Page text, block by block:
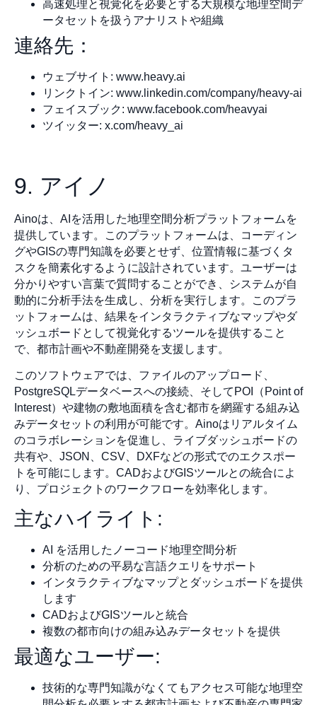
高速処理と視覚化を必要とする大規模な地理空間デ
ータセットを扱うアナリストや組織
連絡先：
ウェブサイト: www.heavy.ai
リンクトイン: www.linkedin.com/company/heavy-ai
フェイスブック: www.facebook.com/heavyai
ツイッター: x.com/heavy_ai
9. アイノ
Ainoは、AIを活用した地理空間分析プラットフォームを
提供しています。このプラットフォームは、コーディン
グやGISの専門知識を必要とせず、位置情報に基づくタ
スクを簡素化するように設計されています。ユーザーは
分かりやすい言葉で質問することができ、システムが自
動的に分析手法を生成し、分析を実行します。このプラ
ットフォームは、結果をインタラクティブなマップやダ
ッシュボードとして視覚化するツールを提供すること
で、都市計画や不動産開発を支援します。
このソフトウェアでは、ファイルのアップロード、
PostgreSQLデータベースへの接続、そしてPOI（Point of
Interest）や建物の敷地面積を含む都市を網羅する組み込
みデータセットの利用が可能です。Ainoはリアルタイム
のコラボレーションを促進し、ライブダッシュボードの
共有や、JSON、CSV、DXFなどの形式でのエクスポー
トを可能にします。CADおよびGISツールとの統合によ
り、プロジェクトのワークフローを効率化します。
主なハイライト:
AI を活用したノーコード地理空間分析
分析のための平易な言語クエリをサポート
インタラクティブなマップとダッシュボードを提供
します
CADおよびGISツールと統合
複数の都市向けの組み込みデータセットを提供
最適なユーザー:
技術的な専門知識がなくてもアクセス可能な地理空